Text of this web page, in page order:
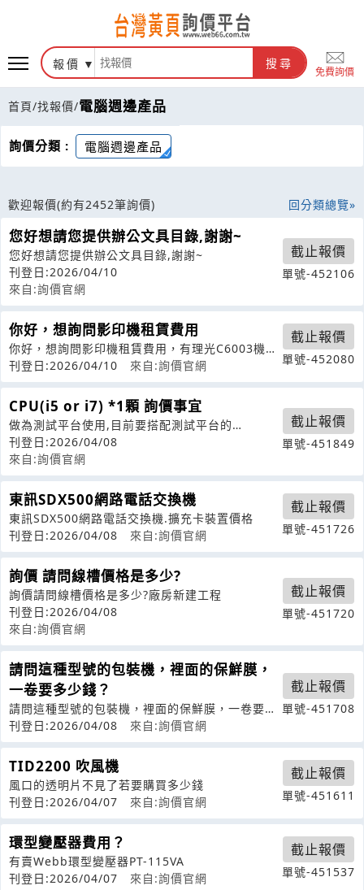
報價 搜尋
免費詢價
首頁/找報價/電腦週邊產品
詢價分類 : 電腦週邊產品
歡迎報價(約有2452筆詢價) 回分類總覽
您好想請您提供辦公文具目錄,謝謝~
您好想請您提供辦公文具目錄,謝謝~
刊登日:2026/04/10
來自:詢價官網
截止報價
單號-452106
你好，想詢問影印機租賃費用
你好，想詢問影印機租賃費用，有理光C6003機種
嗎?租賃費用如計算呢?
刊登日:2026/04/10 來自:詢價官網
截止報價
單號-452080
CPU(i5 or i7) *1顆 詢價事宜
做為測試平台使用,目前要搭配測試平台的
MB:GigabyteZ690AORUSP
刊登日:2026/04/08
來自:詢價官網
截止報價
單號-451849
東訊SDX500網路電話交換機
東訊SDX500網路電話交換機.擴充卡裝置價格
刊登日:2026/04/08
來自:詢價官網
截止報價
單號-451726
詢價 請問線槽價格是多少?
詢價請問線槽價格是多少?廠房新建工程
刊登日:2026/04/08
來自:詢價官網
截止報價
單號-451720
請問這種型號的包裝機，裡面的保鮮膜，
一卷要多少錢？
請問這種型號的包裝機，裡面的保鮮膜，一卷要多
少錢？
刊登日:2026/04/08 來自:詢價官網
截止報價
單號-451708
TID2200 吹風機
風口的透明片不見了若要購買多少錢
刊登日:2026/04/07
來自:詢價官網
截止報價
單號-451611
環型變壓器費用？
有賣Webb環型變壓器PT-115VA
刊登日:2026/04/07
來自:詢價官網
截止報價
單號-451537